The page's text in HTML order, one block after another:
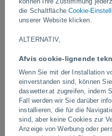
die SchaltflächeCookie-
unserer Website klicken.
ALTERNATIV,
Afvis cookie-lignende
Wenn Sie mit der Installation
einverstanden sind, können
daswetter.at zugreifen, indem
Fall werden wir Sie darüber
installieren, die für die
sind, aber keine Cookies zur
Anzeige von Werbung oder
Blitzeinschlag auf einem
in Narathiwat, Thailand